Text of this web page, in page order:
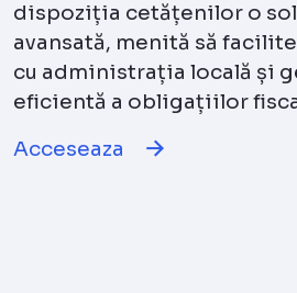
dispoziția cetățenilor o
avansată, menită să
cu administrația locală și
eficientă a obligațiilor
Acceseaza